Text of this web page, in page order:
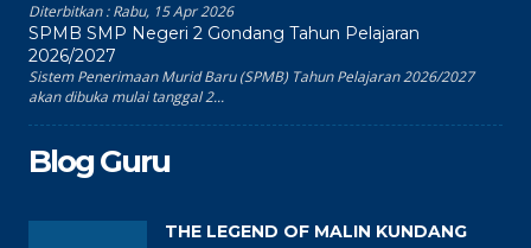
Diterbitkan :Rabu, 15 Apr 2026
SPMB SMP Negeri 2 Gondang Tahun Pelajaran
2026/2027
Sistem Penerimaan Murid Baru (SPMB) Tahun Pelajaran 2026/2027
akan dibuka mulai tanggal 2...
Blog Guru
THE LEGEND OF MALIN KUNDANG